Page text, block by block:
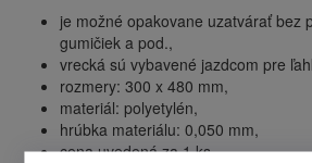
je možné opakovane uzatvárať bez
gumičiek a pod.,
vrecká sú vybavené jazdcom pre
rozmery: 300 x 480 mm,
materiál: polyetylén,
hrúbka materiálu: 0,050 mm,
cena uvedená za 1 ks.